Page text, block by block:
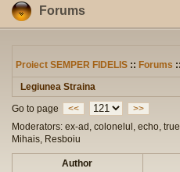
Forums
Proiect SEMPER FIDELIS :: Forums
Legiunea Straina
Go to page
<<
>>
Moderators: ex-ad, colonelul, echo,
Mihais, Resboiu
Author